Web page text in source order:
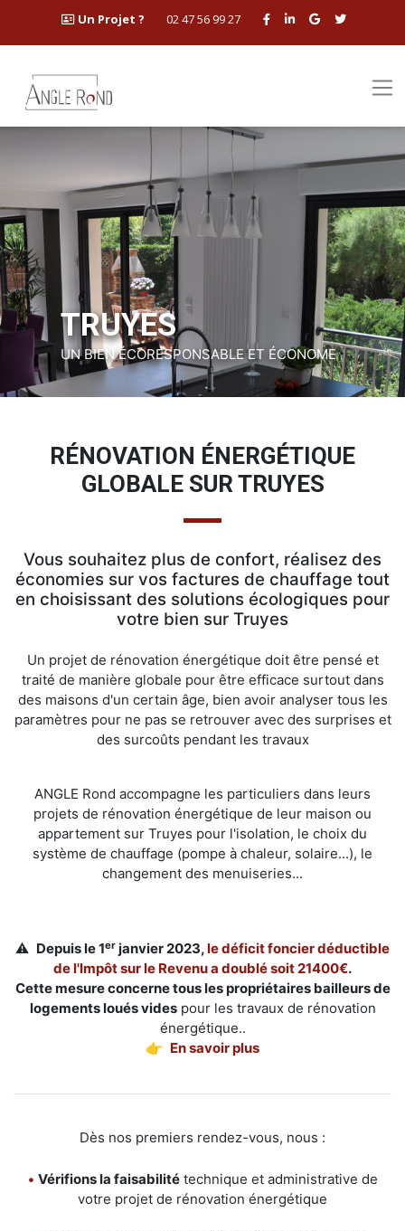
Un Projet ? 02 47 56 99 27
TRUYES
UN BIEN ÉCORESPONSABLE ET ÉCONOME
RÉNOVATION ÉNERGÉTIQUE
GLOBALE SUR TRUYES
Vous souhaitez plus de confort, réalisez des
économies sur vos factures de chauffage tout
en choisissant des solutions écologiques pour
votre bien sur Truyes
Un projet de rénovation énergétique doit être pensé et
traité de manière globale pour être efficace surtout dans
des maisons d'un certain âge, bien avoir analyser tous les
paramètres pour ne pas se retrouver avec des surprises et
des surcoûts pendant les travaux
ANGLE Rond accompagne les particuliers dans leurs
projets de rénovation énergétique de leur maison ou
appartement sur Truyes pour l'isolation, le choix du
système de chauffage (pompe à chaleur, solaire...), le
changement des menuiseries...
⚠️ Depuis le 1er janvier 2023,le déficit foncier déductible
de l'Impôt sur le Revenu a doublé soit 21400€.
Cette mesure concerne tous les propriétaires bailleurs de
logements loués videspour les travaux de rénovation
énergétique..
👉 En savoir plus
Dès nos premiers rendez-vous, nous :
• Vérifions la faisabilitétechnique et administrative de
votre projet de rénovation énergétique